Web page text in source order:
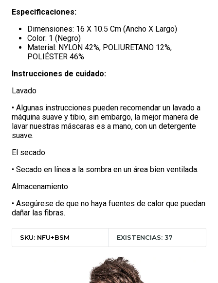
Especificaciones:
Dimensiones: 16 X 10.5 Cm (Ancho X Largo)
Color: 1 (Negro)
Material: NYLON 42%, POLIURETANO 12%,
POLIÉSTER 46%
Instrucciones de cuidado:
Lavado
• Algunas instrucciones pueden recomendar un lavado a
máquina suave y tibio, sin embargo, la mejor manera de
lavar nuestras máscaras es a mano, con un detergente
suave.
El secado
• Secado en línea a la sombra en un área bien ventilada.
Almacenamiento
• Asegúrese de que no haya fuentes de calor que puedan
dañar las fibras.
SKU: NFU+BSM EXISTENCIAS: 37